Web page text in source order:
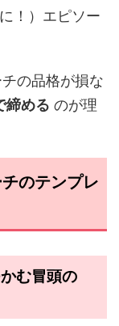
！）エピソー
の品格が損な
締める のが理
のテンプレ
む冒頭の